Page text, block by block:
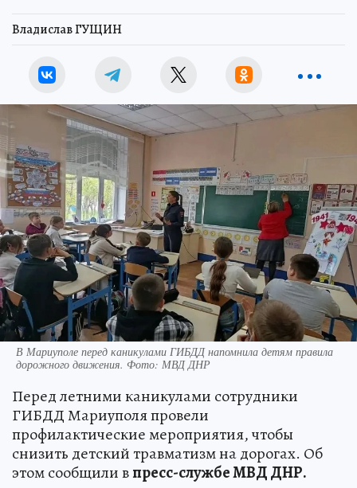
Владислав ГУЩИН
В Мариуполе перед каникулами ГИБДД напомнила детям правила
дорожного движения. Фото: МВД ДНР
Перед летними каникулами сотрудники
ГИБДД Мариуполя провели
профилактические мероприятия, чтобы
снизить детский травматизм на дорогах. Об
этом сообщили впресс-службе МВД ДНР.